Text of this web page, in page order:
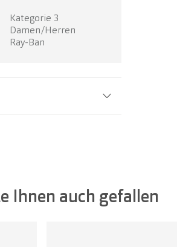
Kategorie 3
Damen/Herren
Ray-Ban
Ihnen auch gefallen